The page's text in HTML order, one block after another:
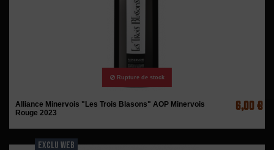
Rupture de stock
Alliance Minervois "Les Trois Blasons" AOP Minervois
Rouge 2023
6,00 €
EXCLU WEB